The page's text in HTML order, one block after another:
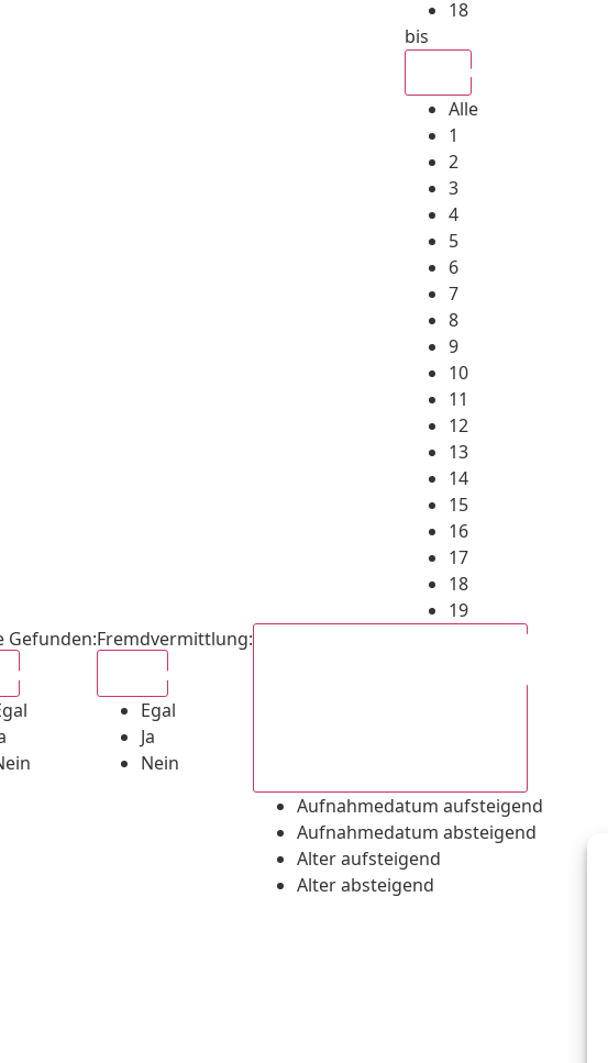
18
bis
Alle
1
2
3
4
5
6
7
8
9
10
11
12
13
14
15
16
17
18
19
Gefunden:Fremdvermittlung:
Egal
Ja
Nein
Aufnahmedatum aufsteigend
Aufnahmedatum absteigend
Alter aufsteigend
Alter absteigend